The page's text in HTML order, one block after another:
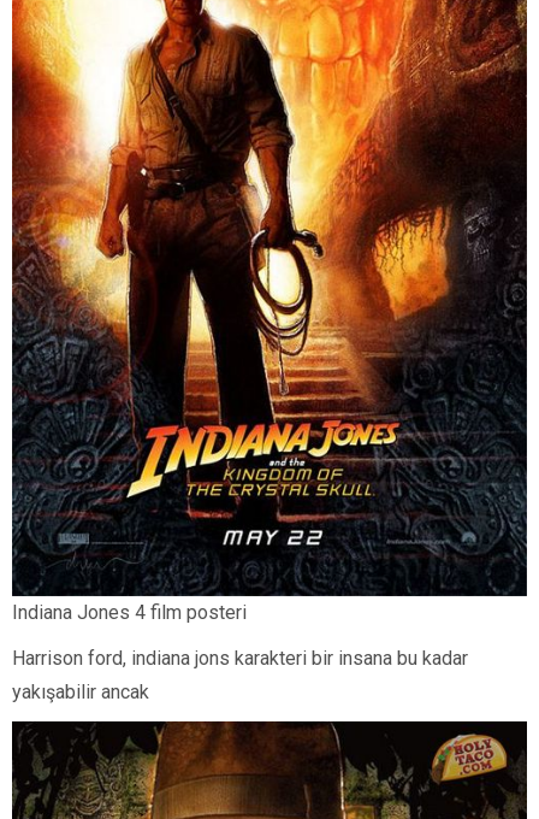
Indiana Jones 4 film posteri
Harrison ford, indiana jons karakteri bir insana bu kadar
yakışabilir ancak